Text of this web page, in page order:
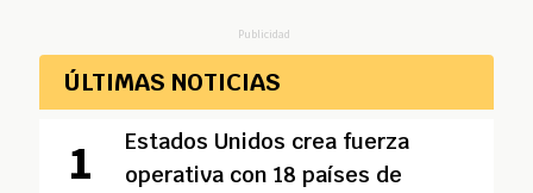
Publicidad
ÚLTIMAS NOTICIAS
Estados Unidos crea fuerza
operativa con 18 países de